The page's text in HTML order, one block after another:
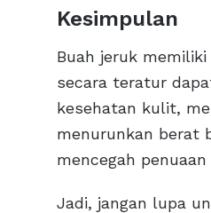
Kesimpulan
Buah jeruk
secara teratur
kesehatan kulit,
menurunkan berat
mencegah
Jadi, jangan lupa